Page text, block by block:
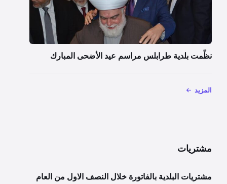
نظّمت بلدية طرابلس مراسم عيد الأضحى المبارك
المزيد
مشتريات
مشتريات البلدية بالفاتورة خلال النصف الاول من العام